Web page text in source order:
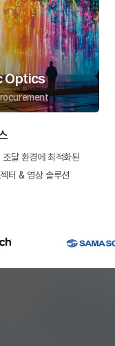
Optics
조달 환경에 최적화된
터 & 영상 솔루션